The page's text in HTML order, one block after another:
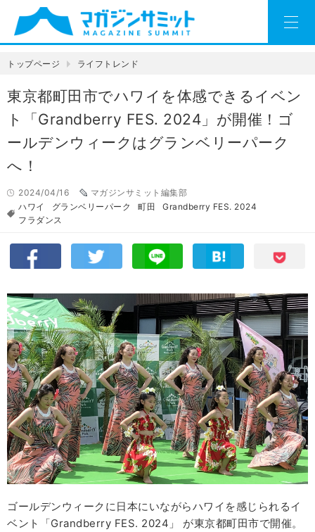
トップページ ライフトレンド
東京都町田市でハワイを体感できるイベン
ト「Grandberry FES. 2024」が開催！ゴ
ールデンウィークはグランベリーパーク
へ！
2024/04/16
マガジンサミット編集部
ハワイ
グランベリーパーク 町田
Grandberry FES. 2024
フラダンス
ゴールデンウィークに日本にいながらハワイを感じられるイ
ベント「Grandberry FES. 2024」 が東京都町田市で開催。